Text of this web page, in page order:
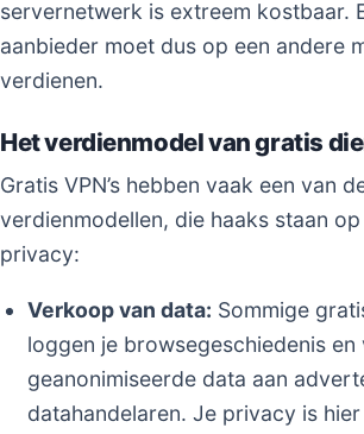
servernetwerk is extreem kostbaar.
aanbieder moet dus op een andere
verdienen.
Het verdienmodel van gratis
Gratis VPN’s hebben vaak een van
verdienmodellen, die haaks staan
privacy:
Verkoop van data: Sommige
loggen je browsegeschiedenis
geanonimiseerde data aan
datahandelaren. Je privacy is